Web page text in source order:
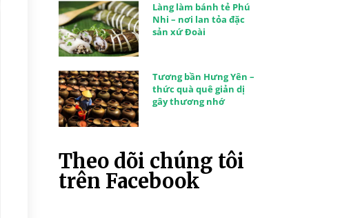
Làng làm bánh tẻ Phú
Nhi – nơi lan tỏa đặc
sản xứ Đoài
Tương bần Hưng Yên –
thức quà quê giản dị
gây thương nhớ
Theo dõi chúng tôi
trên Facebook